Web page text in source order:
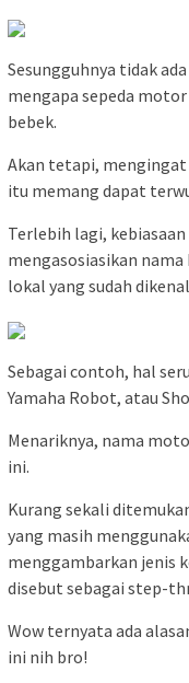
Sesungguhnya tidak
mengapa sepeda
bebek.
Akan tetapi, mengingat
itu memang dapat
Terlebih lagi,
mengasosiasikan
lokal yang sudah
Sebagai contoh, hal
Yamaha Robot, atau
Menariknya, nama
ini.
Kurang sekali
yang masih
menggambarkan jenis
disebut sebagai step-
Wow ternyata ada
ini nih bro!